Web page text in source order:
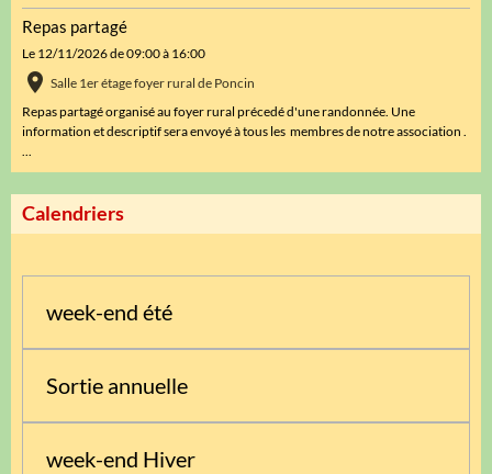
Repas partagé
Le 12/11/2026de 09:00à 16:00
Salle 1er étage foyer rural de Poncin
Repas partagé organisé au foyer rural précedé d'une randonnée. Une
information et descriptif sera envoyé à tous les membres de notre association .
...
Calendriers
week-end été
Sortie annuelle
week-end Hiver